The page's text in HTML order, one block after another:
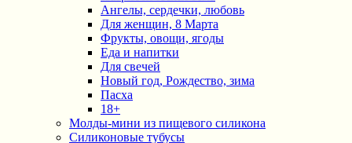
Ангелы, сердечки, любовь
Для женщин, 8 Марта
Фрукты, овощи, ягоды
Еда и напитки
Для свечей
Новый год, Рождество, зима
Пасха
18+
Молды-мини из пищевого силикона
Силиконовые тубусы